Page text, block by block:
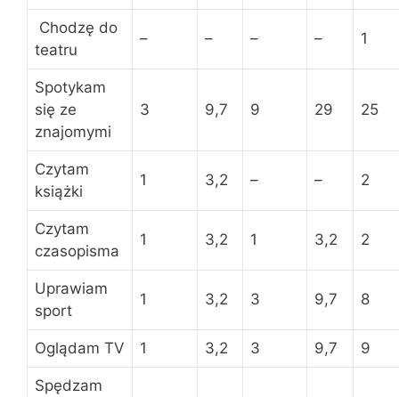
Chodzę do
teatru
– – – – 1
Spotykam
się ze
znajomymi
3 9,7 9 29 25
Czytam
książki
1 3,2 – – 2
Czytam
czasopisma
1 3,2 1 3,2 2
Uprawiam
sport
1 3,2 3 9,7 8
Oglądam TV 1 3,2 3 9,7 9
Spędzam